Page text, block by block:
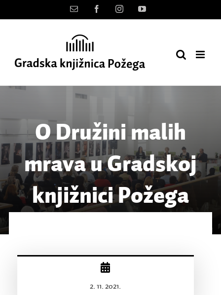
to
Kontakt FacebookInstagramYouTube
O Družini malih
mrava u Gradskoj
knjižnici Požega
2. 11. 2021.